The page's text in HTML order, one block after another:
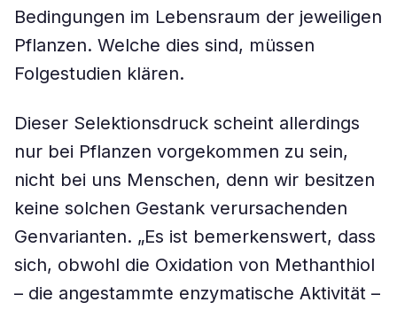
Bedingungen im Lebensraum der jeweiligen
Pflanzen. Welche dies sind, müssen
Folgestudien klären.
Dieser Selektionsdruck scheint allerdings
nur bei Pflanzen vorgekommen zu sein,
nicht bei uns Menschen, denn wir besitzen
keine solchen Gestank verursachenden
Genvarianten. „Es ist bemerkenswert, dass
sich, obwohl die Oxidation von Methanthiol
– die angestammte enzymatische Aktivität –